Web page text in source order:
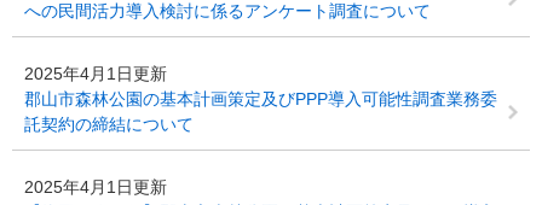
への民間活力導入検討に係るアンケート調査について
2025年4月1日更新
郡山市森林公園の基本計画策定及びPPP導入可能性調査業務委
託契約の締結について
2025年4月1日更新